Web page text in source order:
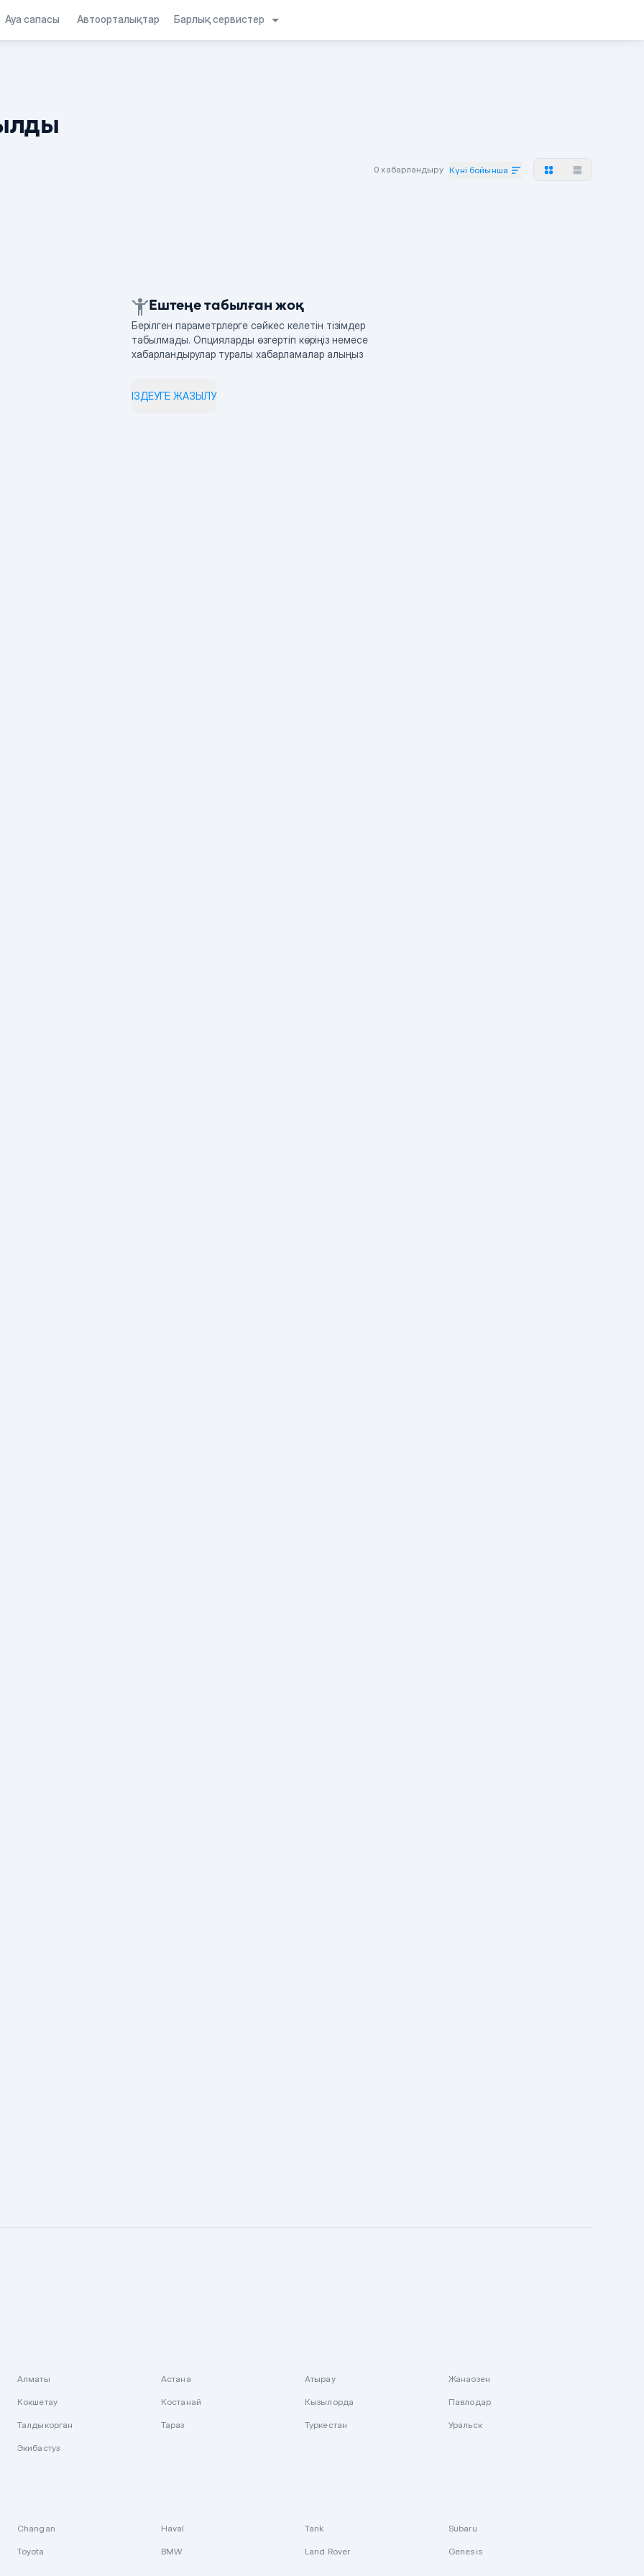
Ауа сапасы Автоорталықтар Барлық сервистер
0 хабарландыру Күні бойынша
Ештеңе табылған жоқ
Берілген параметрлерге сәйкес келетін тізімдер
табылмады. Опцияларды өзгертіп көріңіз немесе
хабарландырулар туралы хабарламалар алыңыз
ІЗДЕУГЕ ЖАЗЫЛУ
Алматы Астана Атырау Жанаозен
Кокшетау Костанай Кызылорда Павлодар
Талдыкорган Тараз Туркестан Уральск
Экибастуз
Changan Haval Tank Subaru
Toyota BMW Land Rover Genesis